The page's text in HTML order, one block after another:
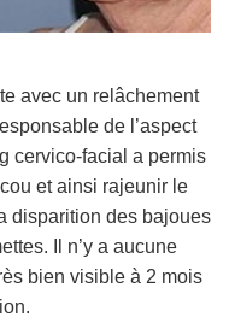
avec un relâchement
de l’aspect
cervico-facial a permis
et ainsi rajeunir le
disparition des bajoues
Il n’y a aucune
bien visible à 2 mois